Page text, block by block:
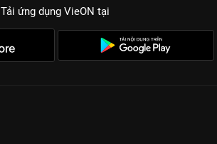
Tải ứng dụng VieON tại